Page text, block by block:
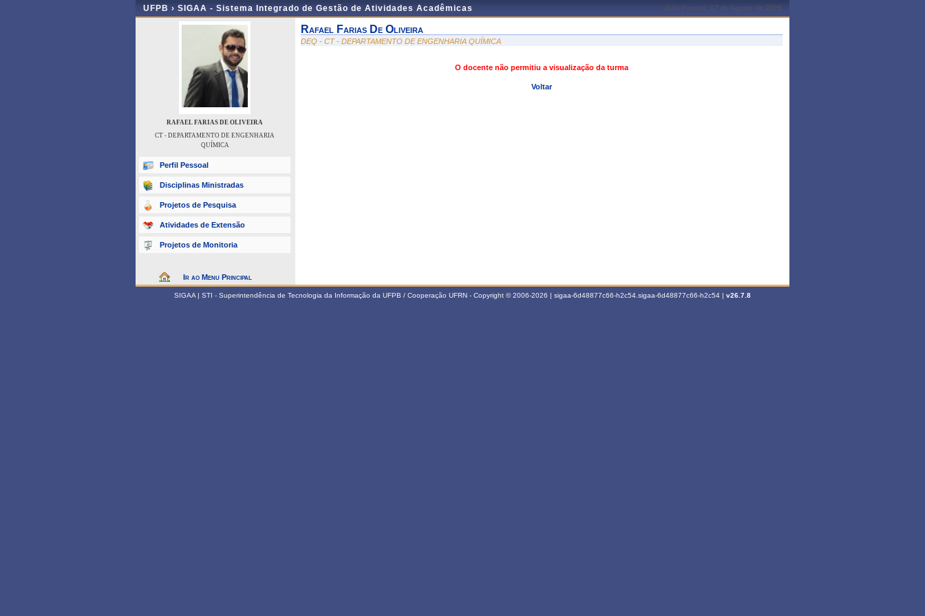
UFPB › SIGAA - Sistema Integrado de Gestão de Atividades Acadêmicas João Pessoa, 07 de Agosto de 2026
RAFAEL FARIAS DE OLIVEIRA
CT - DEPARTAMENTO DE ENGENHARIA
QUÍMICA
Perfil Pessoal
Disciplinas Ministradas
Projetos de Pesquisa
Atividades de Extensão
Projetos de Monitoria
Ir ao Menu Principal
Rafael Farias De Oliveira
DEQ - CT - DEPARTAMENTO DE ENGENHARIA QUÍMICA
O docente não permitiu a visualização da turma
Voltar
SIGAA | STI - Superintendência de Tecnologia da Informação da UFPB / Cooperação UFRN - Copyright © 2006-2026 | sigaa-6d48877c66-h2c54.sigaa-6d48877c66-h2c54 | v26.7.8